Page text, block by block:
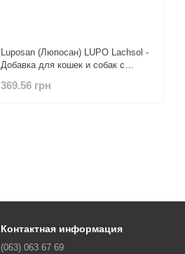
Luposan (Люпосан) LUPO Lachsol -
Добавка для кошек и собак с
369.56 грн
Контактная информация
(063) 063 67 69